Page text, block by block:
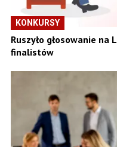
KONKURSY
Ruszyło głosowanie na
finalistów